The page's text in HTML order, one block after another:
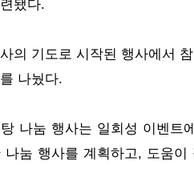
됐다.
의 기도로 시작된 행사에서
나눴다.
나눔 행사는 일회성 이벤트
나눔 행사를 계획하고, 도움